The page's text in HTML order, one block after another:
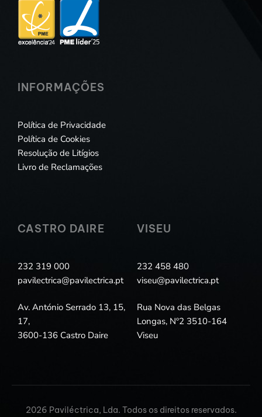
INFORMAÇÕES
Política de Privacidade
Política de Cookies
Resolução de Litígios
Livro de Reclamações
CASTRO DAIRE
232 319 000
pavilectrica@pavilectrica.pt
Av. António Serrado 13, 15,
17,
3600-136 Castro Daire
VISEU
232 458 480
viseu@pavilectrica.pt
Rua Nova das Belgas
Longas, Nº2 3510-164
Viseu
2026 Paviléctrica, Lda. Todos os direitos reservados.